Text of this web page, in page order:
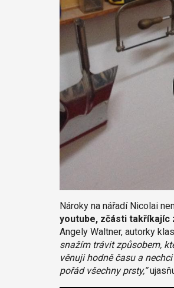
Nároky na nářadí Nicolai
youtube, zčásti takříkajíc
Angely Waltner, autorky
snažím trávit způsobem,
věnuji hodně času a
pořád všechny prsty,“